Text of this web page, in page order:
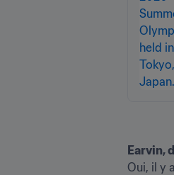
Earvin,
Oui, il y